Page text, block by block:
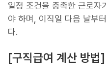
일정 조건을 충족한 근로자
야 하며, 이직일 다음 날부
다.
[구직급여 계산 방법]